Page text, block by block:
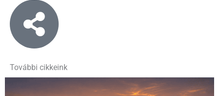
További cikkeink